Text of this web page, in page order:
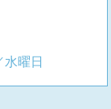
水曜日